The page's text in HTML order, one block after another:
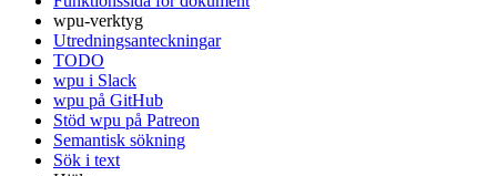
wpu-verktyg
Utredningsanteckningar
TODO
wpu i Slack
wpu på GitHub
Stöd wpu på Patreon
Semantisk sökning
Sök i text